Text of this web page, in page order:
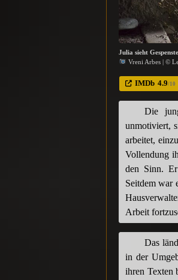
Julia sieht
Vreni Arbes | ©
IMDb 4.9/10
Die
unmotiviert,
arbeitet,
Vollendung
den Sinn.
Seitdem war
Arbeit
Das
in der
ihren Texten